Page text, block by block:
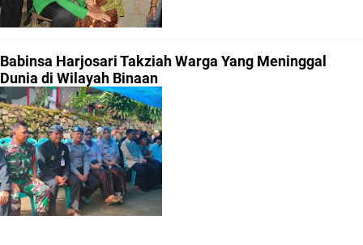
Babinsa Harjosari Takziah Warga Yang Meninggal
Dunia di Wilayah Binaan